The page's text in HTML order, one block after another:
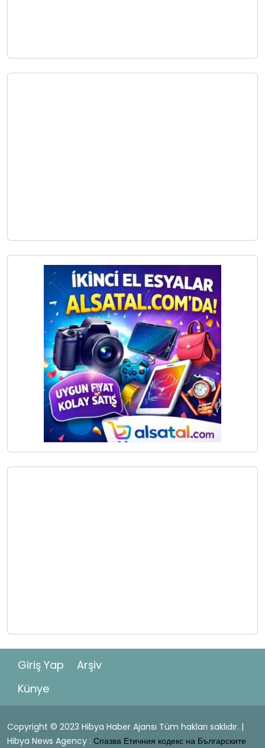
Giriş Yap
Arşiv
Künye
Copyright © 2023 Hibya Haber Ajansı Tüm hakları saklıdır. |
Hibya News Agency : Спазва Етичния кодекс на Българските